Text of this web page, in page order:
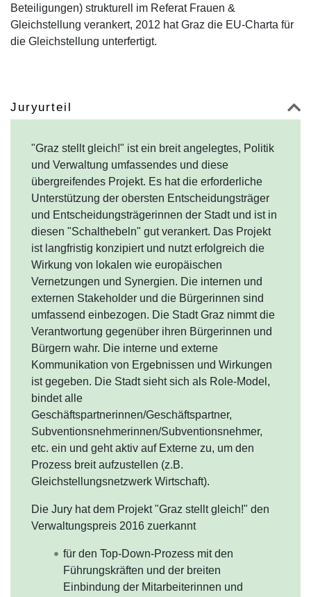
Beteiligungen) strukturell im Referat Frauen &
Gleichstellung verankert, 2012 hat Graz die EU-Charta für
die Gleichstellung unterfertigt.
Juryurteil
"Graz stellt gleich!" ist ein breit angelegtes, Politik
und Verwaltung umfassendes und diese
übergreifendes Projekt. Es hat die erforderliche
Unterstützung der obersten Entscheidungsträger
und Entscheidungsträgerinnen der Stadt und ist in
diesen "Schalthebeln" gut verankert. Das Projekt
ist langfristig konzipiert und nutzt erfolgreich die
Wirkung von lokalen wie europäischen
Vernetzungen und Synergien. Die internen und
externen Stakeholder und die Bürgerinnen sind
umfassend einbezogen. Die Stadt Graz nimmt die
Verantwortung gegenüber ihren Bürgerinnen und
Bürgern wahr. Die interne und externe
Kommunikation von Ergebnissen und Wirkungen
ist gegeben. Die Stadt sieht sich als Role-Model,
bindet alle
Geschäftspartnerinnen/Geschäftspartner,
Subventionsnehmerinnen/Subventionsnehmer,
etc. ein und geht aktiv auf Externe zu, um den
Prozess breit aufzustellen (z.B.
Gleichstellungsnetzwerk Wirtschaft).
Die Jury hat dem Projekt "Graz stellt gleich!" den
Verwaltungspreis 2016 zuerkannt
für den Top-Down-Prozess mit den
Führungskräften und der breiten
Einbindung der Mitarbeiterinnen und